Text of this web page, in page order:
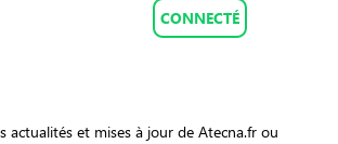
CONNECTÉ
actualités et mises à jour de Atecna.fr ou